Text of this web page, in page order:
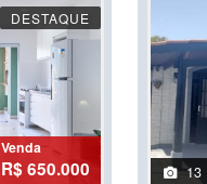
DESTAQUE
Venda
R$ 650.000 13